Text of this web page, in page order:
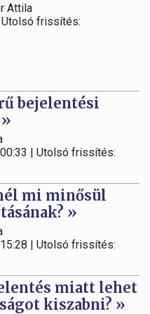
Attila
Utolsó frissítés:
bejelentési
| Utolsó frissítés:
mi minősül
»
| Utolsó frissítés:
miatt lehet
kiszabni? »